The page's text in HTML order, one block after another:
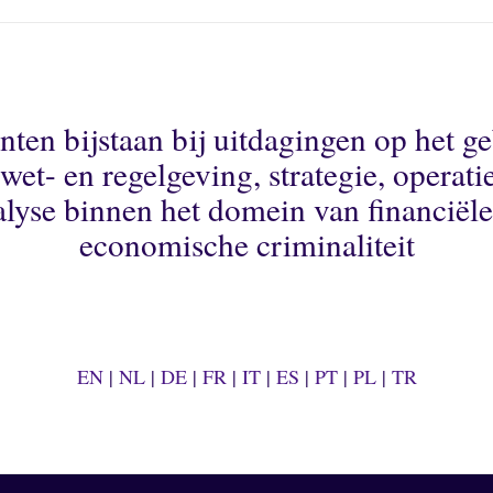
5
bijstaan bij uitdagingen op het
en regelgeving, strategie,
binnen het domein van
economische criminaliteit
EN| NL| DE| FR | IT| ES | PT| PL| TR